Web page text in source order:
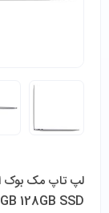
128GB SSD